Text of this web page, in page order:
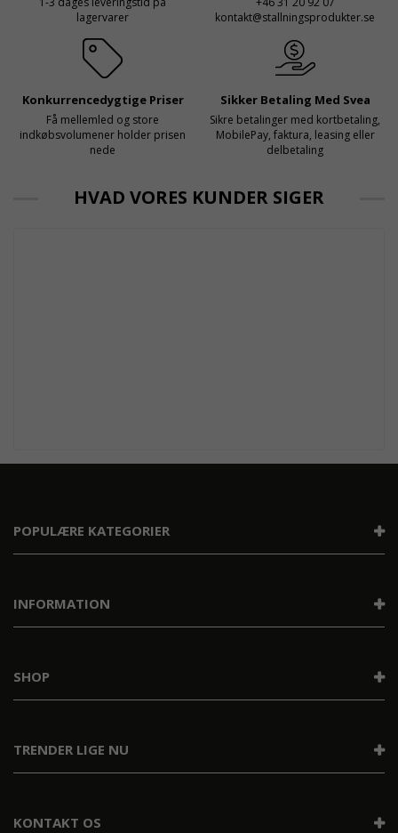
lagervarer
kontakt@stallningsprodukter.se
Konkurrencedygtige Priser
Få mellemled og store
indkøbsvolumener holder prisen
nede
Sikker Betaling Med Svea
Sikre betalinger med kortbetaling,
MobilePay, faktura, leasing eller
delbetaling
HVAD VORES KUNDER SIGER
KONTAKT OS
POPULÆRE KATEGORIER
INFORMATION
TRENDER LIGE NU
SHOP